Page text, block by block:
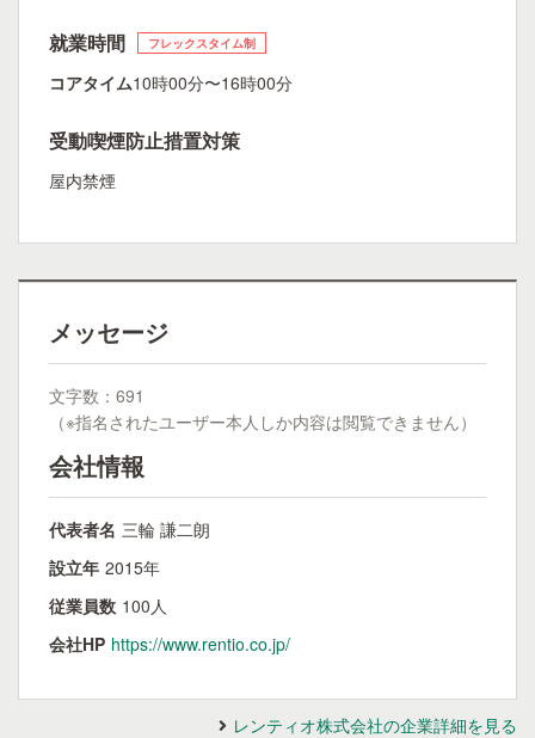
就業時間 フレックスタイム制
コアタイム10時00分〜16時00分
受動喫煙防止措置対策
屋内禁煙
メッセージ
文字数：691
（※指名されたユーザー本人しか内容は閲覧できません）
会社情報
代表者名 三輪 謙二朗
設立年 2015年
従業員数 100人
会社HP https://www.rentio.co.jp/
レンティオ株式会社の企業詳細を見る